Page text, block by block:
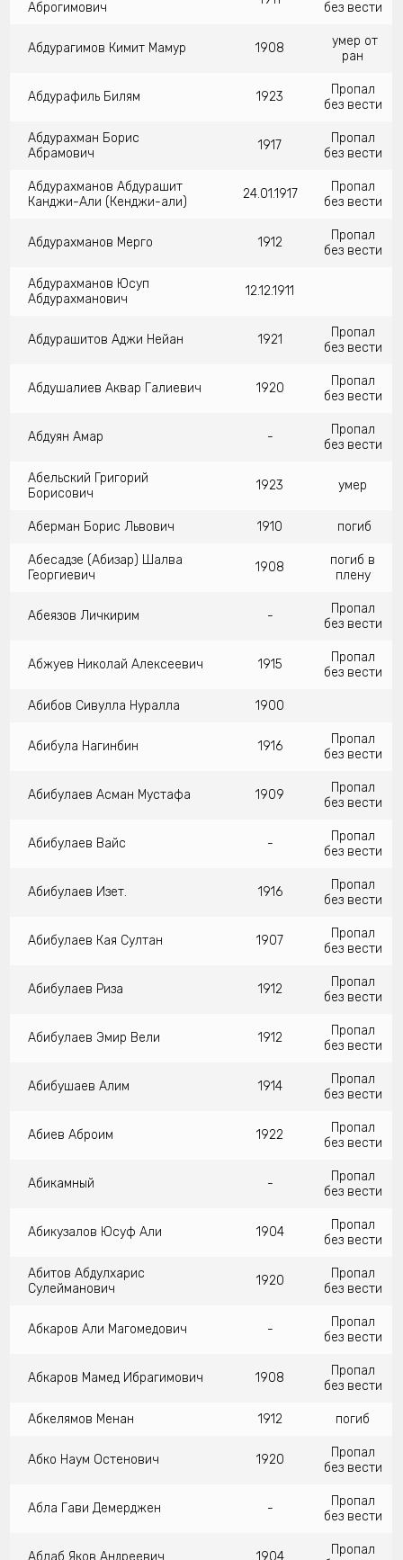
Аброгимович
без вести
Абдурагимов Кимит Мамур 1908
умер от
ран
Абдурафиль Билям 1923
Пропал
без вести
Абдурахман Борис
Абрамович
1917
Пропал
без вести
Абдурахманов Абдурашит
Канджи-Али (Кенджи-али)
24.01.1917
Пропал
без вести
Абдурахманов Мерго 1912
Пропал
без вести
Абдурахманов Юсуп
Абдурахманович
12.12.1911
Абдурашитов Аджи Нейан 1921
Пропал
без вести
Абдушалиев Аквар Галиевич 1920
Пропал
без вести
Абдуян Амар -
Пропал
без вести
Абельский Григорий
Борисович
1923 умер
Аберман Борис Львович 1910 погиб
Абесадзе (Абизар) Шалва
Георгиевич
1908
погиб в
плену
Абеязов Личкирим -
Пропал
без вести
Абжуев Николай Алексеевич 1915
Пропал
без вести
Абибов Сивулла Нуралла 1900
Абибула Нагинбин 1916
Пропал
без вести
Абибулаев Асман Мустафа 1909
Пропал
без вести
Абибулаев Вайс -
Пропал
без вести
Абибулаев Изет. 1916
Пропал
без вести
Абибулаев Кая Султан 1907
Пропал
без вести
Абибулаев Риза 1912
Пропал
без вести
Абибулаев Эмир Вели 1912
Пропал
без вести
Абибушаев Алим 1914
Пропал
без вести
Абиев Аброим 1922
Пропал
без вести
Абикамный -
Пропал
без вести
Абикузалов Юсуф Али 1904
Пропал
без вести
Абитов Абдулхарис
Сулейманович
1920
Пропал
без вести
Абкаров Али Магомедович -
Пропал
без вести
Абкаров Мамед Ибрагимович 1908
Пропал
без вести
Абкелямов Менан 1912 погиб
Абко Наум Остенович 1920
Пропал
без вести
Абла Гави Демерджен -
Пропал
без вести
Аблаб Яков Андреевич 1904
Пропал